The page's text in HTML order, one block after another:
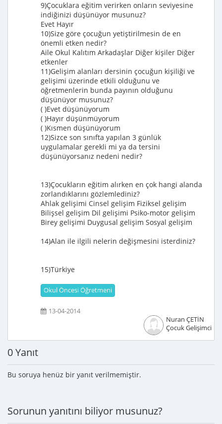
9)Çocuklara eğitim verirken onların seviyesine
indiğinizi düşünüyor musunuz?
Evet Hayır
10)Size göre çocuğun yetiştirilmesin de en
önemli etken nedir?
Aile Okul Kalıtım Arkadaşlar Diğer kişiler Diğer
etkenler
11)Gelişim alanları dersinin çocuğun kişiliği ve
gelişimi üzerinde etkili olduğunu ve
öğretmenlerin bunda payının olduğunu
düşünüyor musunuz?
( )Evet düşünüyorum
( )Hayır düşünmüyorum
( )Kısmen düşünüyorum
12)Sizce son sınıfta yapılan 3 günlük
uygulamalar gerekli mi ya da tersini
düşünüyorsanız nedeni nedir?
13)Çocukların eğitim alırken en çok hangi alanda
zorlandıklarını gözlemlediniz?
Ahlak gelişimi Cinsel gelişim Fiziksel gelişim
Bilişsel gelişim Dil gelişimi Psiko-motor gelişim
Birey gelişimi Duygusal gelişim Sosyal gelişim
14)Alan ile ilgili nelerin değişmesini isterdiniz?
15)Türkiye
Okul Öncesi Öğretmeni
13-04-2014
Nuran ÇETİN
Çocuk Gelişimcisi
0 Yanıt
Bu soruya henüz bir yanıt verilmemiştir.
Sorunun yanıtını biliyor musunuz?